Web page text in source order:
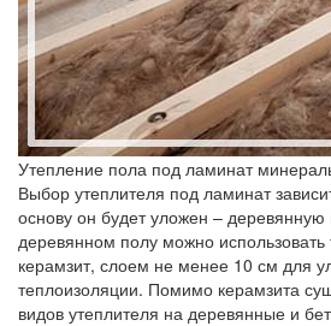
Утепление пола под ламинат
Выбор утеплителя под ламинат
основу он будет уложен –
деревянном полу можно использовать
керамзит, слоем не менее 10 см для
теплоизоляции. Помимо керамзита
видов утеплителя на деревянные и